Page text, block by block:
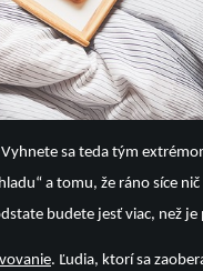
sa teda tým
a tomu, že ráno síce
budete jesť viac, než je
. Ľudia, ktorí sa